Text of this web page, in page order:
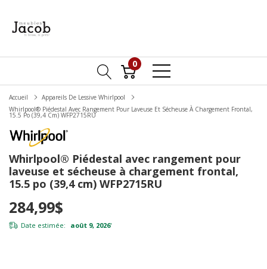
0
Accueil
Appareils De Lessive Whirlpool
Whirlpool® Piédestal Avec Rangement Pour Laveuse Et Sécheuse À Chargement Frontal,
15.5 Po (39,4 Cm) WFP2715RU
Whirlpool® Piédestal avec rangement pour
laveuse et sécheuse à chargement frontal,
15.5 po (39,4 cm) WFP2715RU
284,99$
Date estimée: août 9, 2026*